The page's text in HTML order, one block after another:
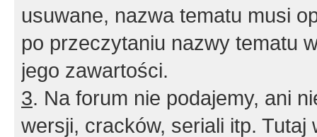
usuwane, nazwa tematu musi
po przeczytaniu nazwy tematu
jego zawartości.
3. Na forum nie podajemy, ani
wersji, cracków, seriali itp. Tutaj